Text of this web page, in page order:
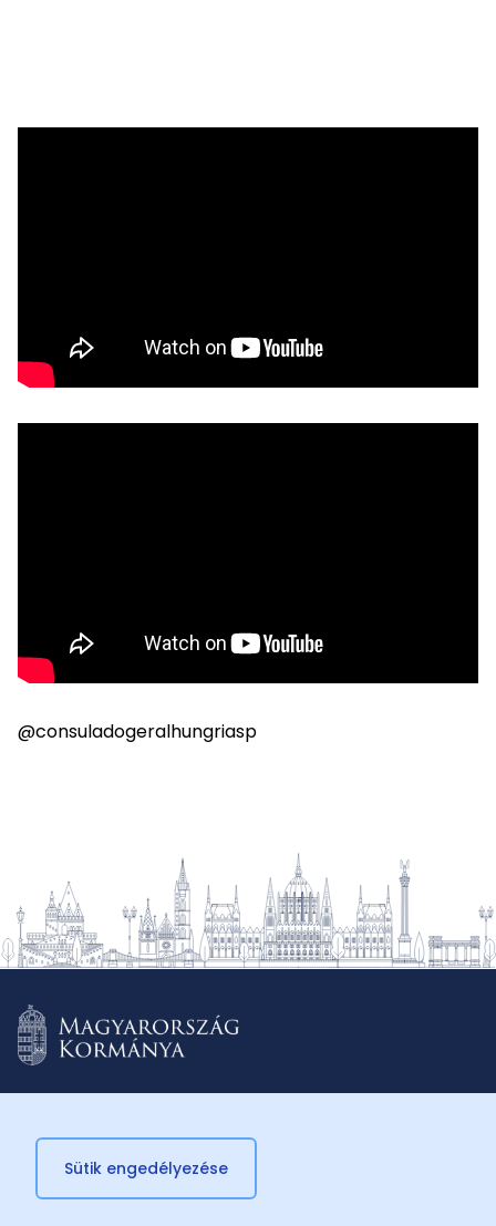
@consuladogeralhungriasp
© 2026 Külügyminisztérium
Sütik engedélyezése